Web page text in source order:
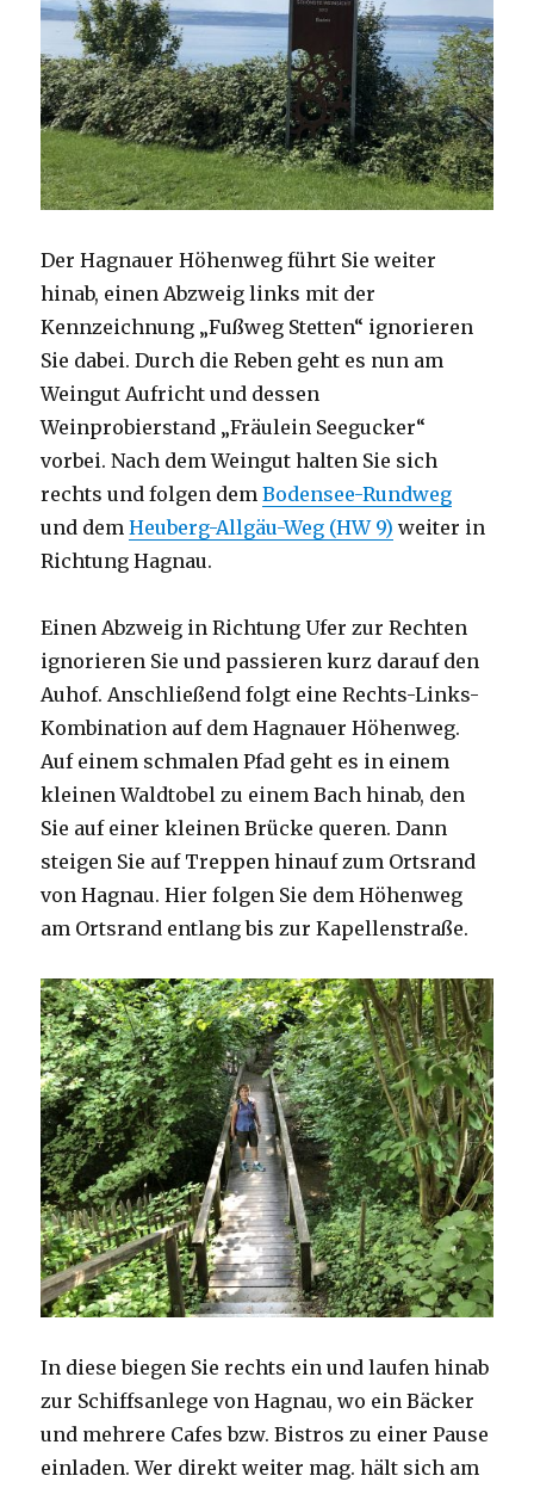
Der Hagnauer Höhenweg führt Sie weiter
hinab, einen Abzweig links mit der
Kennzeichnung „Fußweg Stetten“ ignorieren
Sie dabei. Durch die Reben geht es nun am
Weingut Aufricht und dessen
Weinprobierstand „Fräulein Seegucker“
vorbei. Nach dem Weingut halten Sie sich
rechts und folgen demBodensee-Rundweg
und demHeuberg-Allgäu-Weg (HW 9) weiter in
Richtung Hagnau.
Einen Abzweig in Richtung Ufer zur Rechten
ignorieren Sie und passieren kurz darauf den
Auhof. Anschließend folgt eine Rechts-Links-
Kombination auf dem Hagnauer Höhenweg.
Auf einem schmalen Pfad geht es in einem
kleinen Waldtobel zu einem Bach hinab, den
Sie auf einer kleinen Brücke queren. Dann
steigen Sie auf Treppen hinauf zum Ortsrand
von Hagnau. Hier folgen Sie dem Höhenweg
am Ortsrand entlang bis zur Kapellenstraße.
In diese biegen Sie rechts ein und laufen hinab
zur Schiffsanlege von Hagnau, wo ein Bäcker
und mehrere Cafes bzw. Bistros zu einer Pause
einladen. Wer direkt weiter mag. hält sich am